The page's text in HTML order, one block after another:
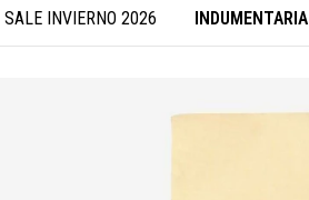
SALE INVIERNO 2026 INDUMENTARIA